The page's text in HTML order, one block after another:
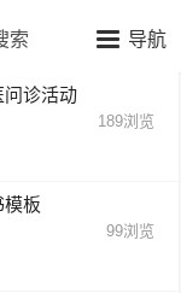
导航
索
问诊活动
189浏览
模板
99浏览